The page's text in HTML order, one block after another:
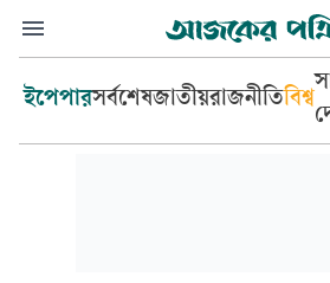
ইপেপারসর্বশেষজাতীয়রাজনীতিবিশ্ব